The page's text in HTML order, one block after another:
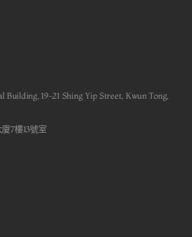
Building, 19-21 Shing Yip Street, Kwun Tong,
7樓13號室